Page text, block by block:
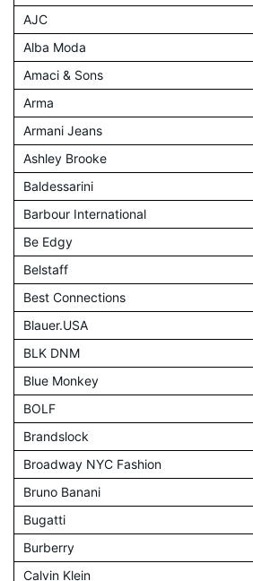
AJC
Alba Moda
Amaci & Sons
Arma
Armani Jeans
Ashley Brooke
Baldessarini
Barbour International
Be Edgy
Belstaff
Best Connections
Blauer.USA
BLK DNM
Blue Monkey
BOLF
Brandslock
Broadway NYC Fashion
Bruno Banani
Bugatti
Burberry
Calvin Klein